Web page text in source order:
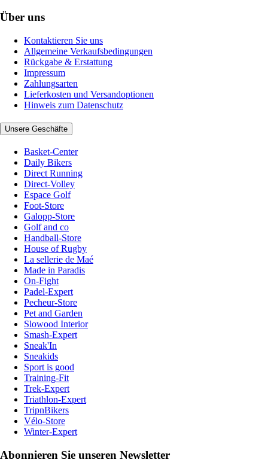
Über uns
Kontaktieren Sie uns
Allgemeine Verkaufsbedingungen
Rückgabe & Erstattung
Impressum
Zahlungsarten
Lieferkosten und Versandoptionen
Hinweis zum Datenschutz
Unsere Geschäfte
Basket-Center
Daily Bikers
Direct Running
Direct-Volley
Espace Golf
Foot-Store
Galopp-Store
Golf and co
Handball-Store
House of Rugby
La sellerie de Maé
Made in Paradis
On-Fight
Padel-Expert
Pecheur-Store
Pet and Garden
Slowood Interior
Smash-Expert
Sneak'In
Sneakids
Sport is good
Training-Fit
Trek-Expert
Triathlon-Expert
TripnBikers
Vélo-Store
Winter-Expert
Abonnieren Sie unseren Newsletter